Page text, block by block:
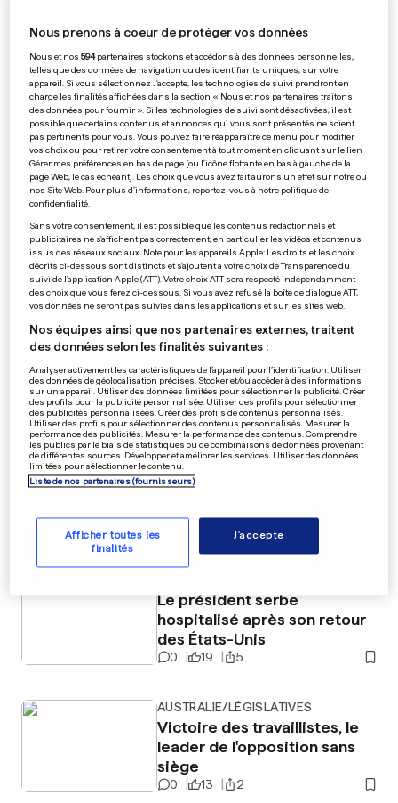
LUXEMBOURG
Un très grave accident a fait
un mort et cinq blessés sur
l'A6
5 254 109
PUBLICITÉ
EN VIDÉO
SUCCESSION DU PAPE
Un cardinal se désiste: «Si je
suis élu, je m’enfuis en Sicile»
69 11
Le président serbe
hospitalisé après son retour
des États-Unis
0 19 5
AUSTRALIE/LÉGISLATIVES
Victoire des travaillistes, le
leader de l'opposition sans
siège
0 13 2
Nous prenons à coeur de protéger vos données
Nous et nos594partenaires stockons et accédons à des données personnelles,
telles que des données de navigation ou des identifiants uniques, sur votre
appareil. Si vous sélectionnez J'accepte, les technologies de suivi prendront en
charge les finalités affichées dans la section « Nous et nos partenaires traitons
des données pour fournir ». Si les technologies de suivi sont désactivées, il est
possible que certains contenus et annonces qui vous sont présentés ne soient
pas pertinents pour vous. Vous pouvez faire réapparaître ce menu pour modifier
vos choix ou pour retirer votre consentement à tout moment en cliquant sur le lien
Gérer mes préférences en bas de page [ou l'icône flottante en bas à gauche de la
page Web, le cas échéant]. Les choix que vous avez fait aurons un effet sur notre ou
nos Site Web. Pour plus d’informations, reportez-vous à notre politique de
confidentialité.
Sans votre consentement, il est possible que les contenus rédactionnels et
publicitaires ne s'affichent pas correctement, en particulier les vidéos et contenus
issus des réseaux sociaux. Note pour les appareils Apple: Les droits et les choix
décrits ci-dessous sont distincts et s'ajoutent à votre choix de Transparence du
suivi de l'application Apple (ATT). Votre choix ATT sera respecté indépendamment
des choix que vous ferez ci-dessous. Si vous avez refusé la boîte de dialogue ATT,
vos données ne seront pas suivies dans les applications et sur les sites web.
Nos équipes ainsi que nos partenaires externes, traitent
des données selon les finalités suivantes :
Analyser activement les caractéristiques de l’appareil pour l’identification. Utiliser
des données de géolocalisation précises. Stocker et/ou accéder à des informations
sur un appareil. Utiliser des données limitées pour sélectionner la publicité. Créer
des profils pour la publicité personnalisée. Utiliser des profils pour sélectionner
des publicités personnalisées. Créer des profils de contenus personnalisés.
Utiliser des profils pour sélectionner des contenus personnalisés. Mesurer la
performance des publicités. Mesurer la performance des contenus. Comprendre
les publics par le biais de statistiques ou de combinaisons de données provenant
de différentes sources. Développer et améliorer les services. Utiliser des données
limitées pour sélectionner le contenu.
Liste de nos partenaires (fournisseurs)
Afficher toutes les
finalités
J'accepte